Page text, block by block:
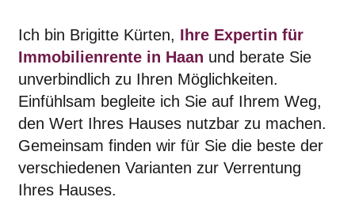
Ich bin Brigitte Kürten, Ihre Expertin für
Immobilienrente in Haan und berate Sie
unverbindlich zu Ihren Möglichkeiten.
Einfühlsam begleite ich Sie auf Ihrem Weg,
den Wert Ihres Hauses nutzbar zu machen.
Gemeinsam finden wir für Sie die beste der
verschiedenen Varianten zur Verrentung
Ihres Hauses.